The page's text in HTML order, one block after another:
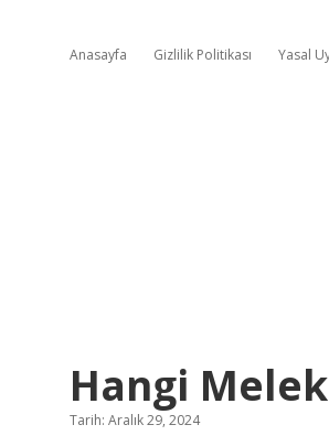
Anasayfa Gizlilik Politikası Yasal
Hangi
Tarih: Aralık 29, 2024